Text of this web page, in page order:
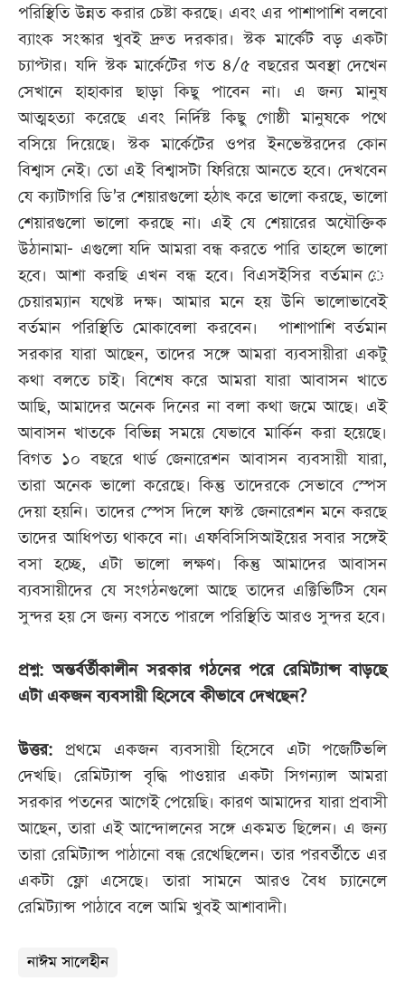
পরিস্থিতি উন্নত করার চেষ্টা করছে। এবং এর পাশাপাশি বলবো
ব্যাংক সংস্কার খুবই দ্রুত দরকার। স্টক মার্কেট বড় একটা
চ্যাপ্টার। যদি স্টক মার্কেটের গত ৪/৫ বছরের অবস্থা দেখেন
সেখানে হাহাকার ছাড়া কিছু পাবেন না। এ জন্য মানুষ
আত্মহত্যা করেছে এবং নির্দিষ্ট কিছু গোষ্ঠী মানুষকে পথে
বসিয়ে দিয়েছে। স্টক মার্কেটের ওপর ইনভেস্টরদের কোন
বিশ্বাস নেই। তো এই বিশ্বাসটা ফিরিয়ে আনতে হবে। দেখবেন
যে ক্যাটাগরি ডি’র শেয়ারগুলো হঠাৎ করে ভালো করছে, ভালো
শেয়ারগুলো ভালো করছে না। এই যে শেয়ারের অযৌক্তিক
উঠানামা- এগুলো যদি আমরা বন্ধ করতে পারি তাহলে ভালো
হবে। আশা করছি এখন বন্ধ হবে। বিএসইসির বর্তমান ে
চেয়ারম্যান যথেষ্ট দক্ষ। আমার মনে হয় উনি ভালোভাবেই
বর্তমান পরিস্থিতি মোকাবেলা করবেন। পাশাপাশি বর্তমান
সরকার যারা আছেন, তাদের সঙ্গে আমরা ব্যবসায়ীরা একটু
কথা বলতে চাই। বিশেষ করে আমরা যারা আবাসন খাতে
আছি, আমাদের অনেক দিনের না বলা কথা জমে আছে। এই
আবাসন খাতকে বিভিন্ন সময়ে যেভাবে মার্কিন করা হয়েছে।
বিগত ১০ বছরে থার্ড জেনারেশন আবাসন ব্যবসায়ী যারা,
তারা অনেক ভালো করেছে। কিন্তু তাদেরকে সেভাবে স্পেস
দেয়া হয়নি। তাদের স্পেস দিলে ফাস্ট জেনারেশন মনে করছে
তাদের আধিপত্য থাকবে না। এফবিসিসিআইয়ের সবার সঙ্গেই
বসা হচ্ছে, এটা ভালো লক্ষণ। কিন্তু আমাদের আবাসন
ব্যবসায়ীদের যে সংগঠনগুলো আছে তাদের এক্টিভিটিস যেন
সুন্দর হয় সে জন্য বসতে পারলে পরিস্থিতি আরও সুন্দর হবে।
প্রশ্ন: অন্তর্বর্তীকালীন সরকার গঠনের পরে রেমিট্যান্স বাড়ছে
এটা একজন ব্যবসায়ী হিসেবে কীভাবে দেখছেন?
উত্তর:প্রথমে একজন ব্যবসায়ী হিসেবে এটা পজেটিভলি
দেখছি। রেমিট্যান্স বৃদ্ধি পাওয়ার একটা সিগন্যাল আমরা
সরকার পতনের আগেই পেয়েছি। কারণ আমাদের যারা প্রবাসী
আছেন, তারা এই আন্দোলনের সঙ্গে একমত ছিলেন। এ জন্য
তারা রেমিট্যান্স পাঠানো বন্ধ রেখেছিলেন। তার পরবর্তীতে এর
একটা ফ্লো এসেছে। তারা সামনে আরও বৈধ চ্যানেলে
রেমিট্যান্স পাঠাবে বলে আমি খুবই আশাবাদী।
নাঈম সালেহীন